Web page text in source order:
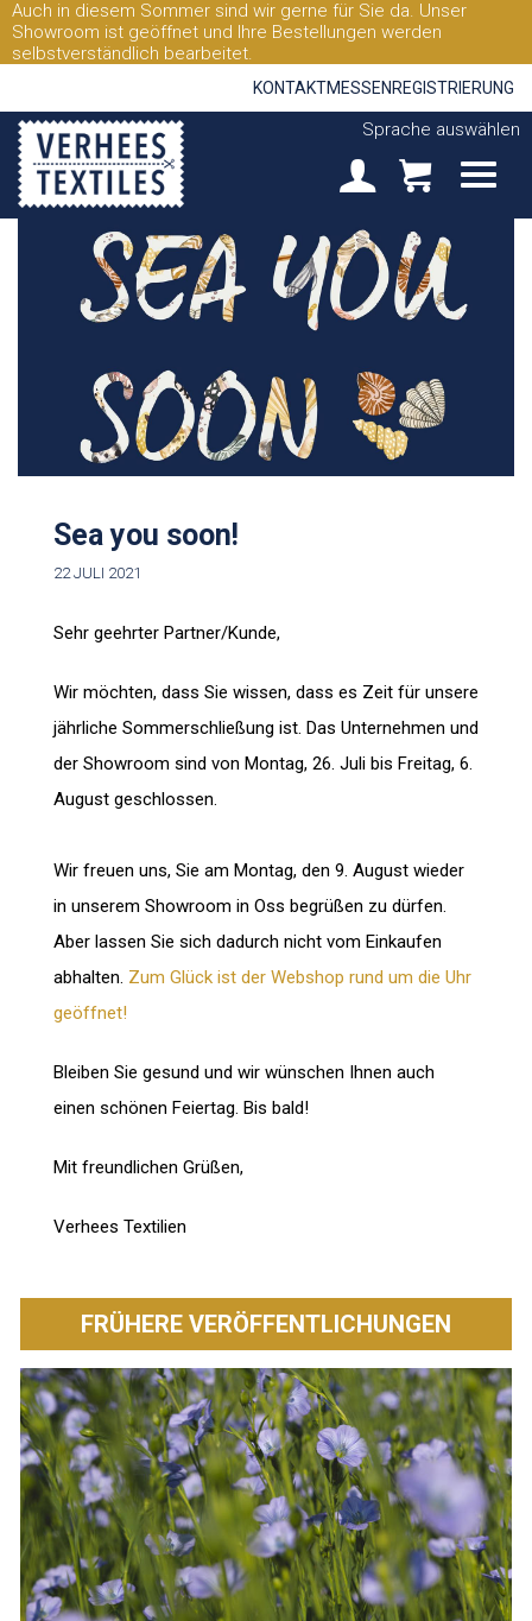
Auch in diesem Sommer sind wir gerne für Sie da. Unser
Showroom ist geöffnet und Ihre Bestellungen werden
selbstverständlich bearbeitet.
KONTAKTMESSEN REGISTRIERUNG
Sprache auswählen
Sea you soon!
22 JULI 2021
Sehr geehrter Partner/Kunde,
Wir möchten, dass Sie wissen, dass es Zeit für unsere
jährliche Sommerschließung ist. Das Unternehmen und
der Showroom sind von Montag, 26. Juli bis Freitag, 6.
August geschlossen.
Wir freuen uns, Sie am Montag, den 9. August wieder
in unserem Showroom in Oss begrüßen zu dürfen.
Aber lassen Sie sich dadurch nicht vom Einkaufen
abhalten. Zum Glück ist der Webshop rund um die Uhr
geöffnet!
Bleiben Sie gesund und wir wünschen Ihnen auch
einen schönen Feiertag. Bis bald!
Mit freundlichen Grüßen,
Verhees Textilien
FRÜHERE VERÖFFENTLICHUNGEN